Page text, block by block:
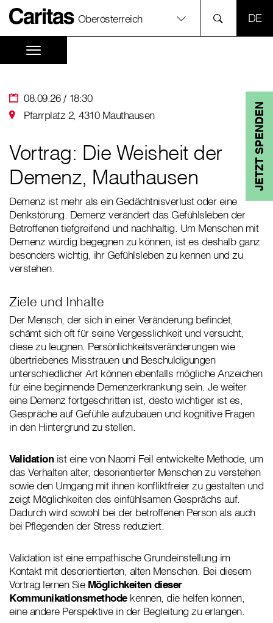
Oberösterreich
JETZT SPENDEN
08.09.26 / 18:30
Pfarrplatz 2, 4310 Mauthausen
Vortrag: Die Weisheit der
Demenz, Mauthausen
Demenz ist mehr als ein Gedächtnisverlust oder eine
Denkstörung. Demenz verändert das Gefühlsleben der
Betroffenen tiefgreifend und nachhaltig. Um Menschen mit
Demenz würdig begegnen zu können, ist es deshalb ganz
besonders wichtig, ihr Gefühlsleben zu kennen und zu
verstehen.
Ziele und Inhalte
Der Mensch, der sich in einer Veränderung befindet,
schämt sich oft für seine Vergesslichkeit und versucht,
diese zu leugnen. Persönlichkeitsveränderungen wie
übertriebenes Misstrauen und Beschuldigungen
unterschiedlicher Art können ebenfalls mögliche Anzeichen
für eine beginnende Demenzerkrankung sein. Je weiter
eine Demenz fortgeschritten ist, desto wichtiger ist es,
Gespräche auf Gefühle aufzubauen und kognitive Fragen
in den Hintergrund zu stellen.
Validationist eine von Naomi Feil entwickelte Methode, um
das Verhalten alter, desorientierter Menschen zu verstehen
sowie den Umgang mit ihnen konfliktfreier zu gestalten und
zeigt Möglichkeiten des einfühlsamen Gesprächs auf.
Dadurch wird sowohl bei der betroffenen Person als auch
bei Pflegenden der Stress reduziert.
Validation ist eine empathische Grundeinstellung im
Kontakt mit desorientierten, alten Menschen. Bei diesem
Vortrag lernen Sie Möglichkeiten dieser
Kommunikationsmethode kennen, die helfen können,
eine andere Perspektive in der Begleitung zu erlangen.